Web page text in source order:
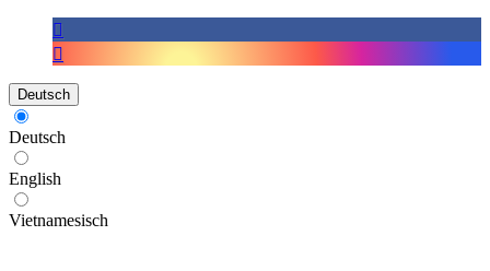
Deutsch
Deutsch
English
Vietnamesisch